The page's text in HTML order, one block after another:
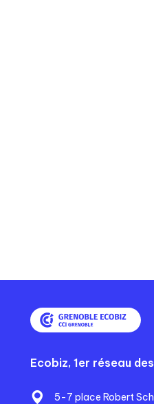
Ecobiz, 1er réseau
5-7 place Robert